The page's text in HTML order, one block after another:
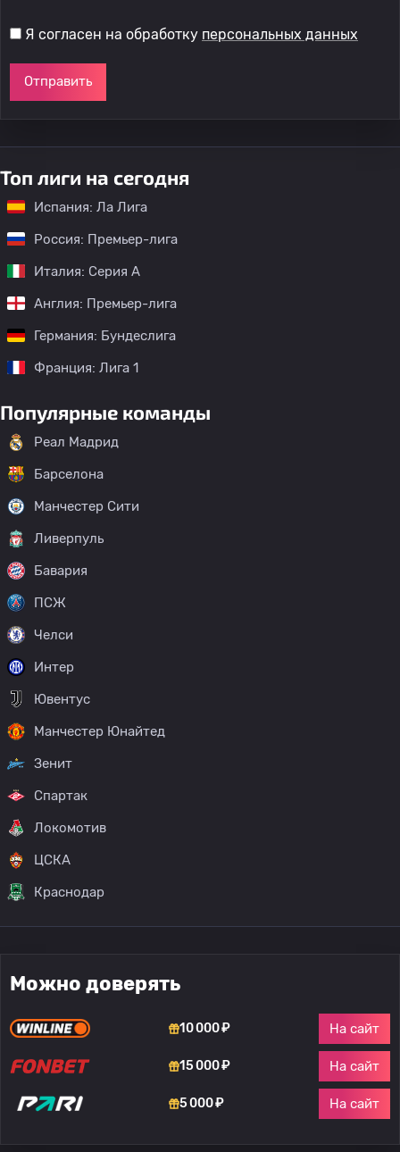
Я согласен на обработку персональных данных
Отправить
Топ лиги на сегодня
Испания: Ла Лига
Россия: Премьер-лига
Италия: Серия А
Англия: Премьер-лига
Германия: Бундеслига
Франция: Лига 1
Популярные команды
Реал Мадрид
Барселона
Манчестер Сити
Ливерпуль
Бавария
ПСЖ
Челси
Интер
Ювентус
Манчестер Юнайтед
Зенит
Спартак
Локомотив
ЦСКА
Краснодар
Можно доверять
10 000 ₽ На сайт
15 000 ₽ На сайт
5 000 ₽ На сайт